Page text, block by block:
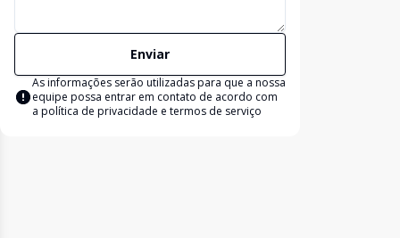
Enviar
As informações serão utilizadas para que a nossa
equipe possa entrar em contato de acordo com
a política de privacidade e termos de serviço